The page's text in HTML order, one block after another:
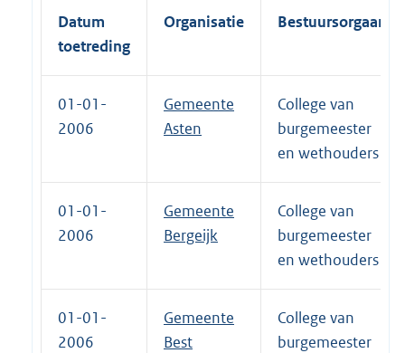
Datum
toetreding
Organisatie Bestuursorgaan
01-01-
2006
Gemeente
Asten
College van
burgemeester
en wethouders
01-01-
2006
Gemeente
Bergeijk
College van
burgemeester
en wethouders
01-01-
2006
Gemeente
Best
College van
burgemeester